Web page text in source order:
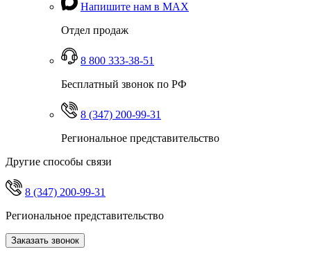
Напишите нам в MAX
Отдел продаж
8 800 333-38-51
Бесплатный звонок по РФ
8 (347) 200-99-31
Региональное представительство
Другие способы связи
8 (347) 200-99-31
Региональное представительство
Заказать звонок